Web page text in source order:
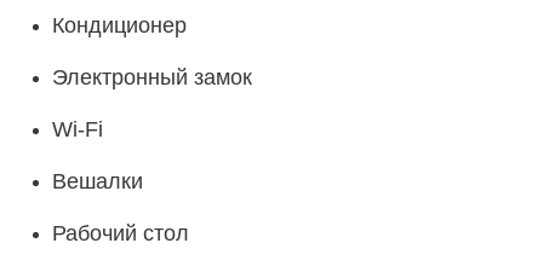
Кондиционер
Электронный замок
Wi-Fi
Вешалки
Рабочий стол